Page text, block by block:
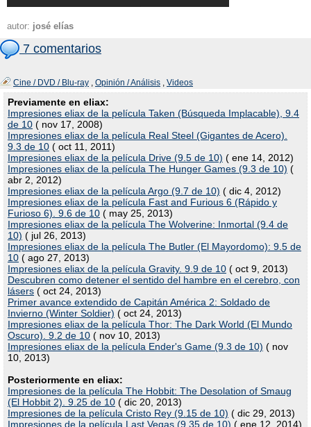
autor: josé elías
7 comentarios
Cine / DVD / Blu-ray , Opinión / Análisis , Videos
Previamente en eliax:
Impresiones eliax de la película Taken (Búsqueda Implacable), 9.4
de 10 ( nov 17, 2008)
Impresiones eliax de la película Real Steel (Gigantes de Acero).
9.3 de 10 ( oct 11, 2011)
Impresiones eliax de la película Drive (9.5 de 10) ( ene 14, 2012)
Impresiones eliax de la película The Hunger Games (9.3 de 10) (
abr 2, 2012)
Impresiones eliax de la película Argo (9.7 de 10) ( dic 4, 2012)
Impresiones eliax de la película Fast and Furious 6 (Rápido y
Furioso 6). 9.6 de 10 ( may 25, 2013)
Impresiones eliax de la película The Wolverine: Inmortal (9.4 de
10) ( jul 26, 2013)
Impresiones eliax de la película The Butler (El Mayordomo): 9.5 de
10 ( ago 27, 2013)
Impresiones eliax de la película Gravity. 9.9 de 10 ( oct 9, 2013)
Descubren como detener el sentido del hambre en el cerebro, con
lásers ( oct 24, 2013)
Primer avance extendido de Capitán América 2: Soldado de
Invierno (Winter Soldier) ( oct 24, 2013)
Impresiones eliax de la película Thor: The Dark World (El Mundo
Oscuro). 9.2 de 10 ( nov 10, 2013)
Impresiones eliax de la película Ender's Game (9.3 de 10) ( nov
10, 2013)
Posteriormente en eliax:
Impresiones de la película The Hobbit: The Desolation of Smaug
(El Hobbit 2). 9.25 de 10 ( dic 20, 2013)
Impresiones de la película Cristo Rey (9.15 de 10) ( dic 29, 2013)
Impresiones de la película Last Vegas (9.35 de 10) ( ene 12, 2014)